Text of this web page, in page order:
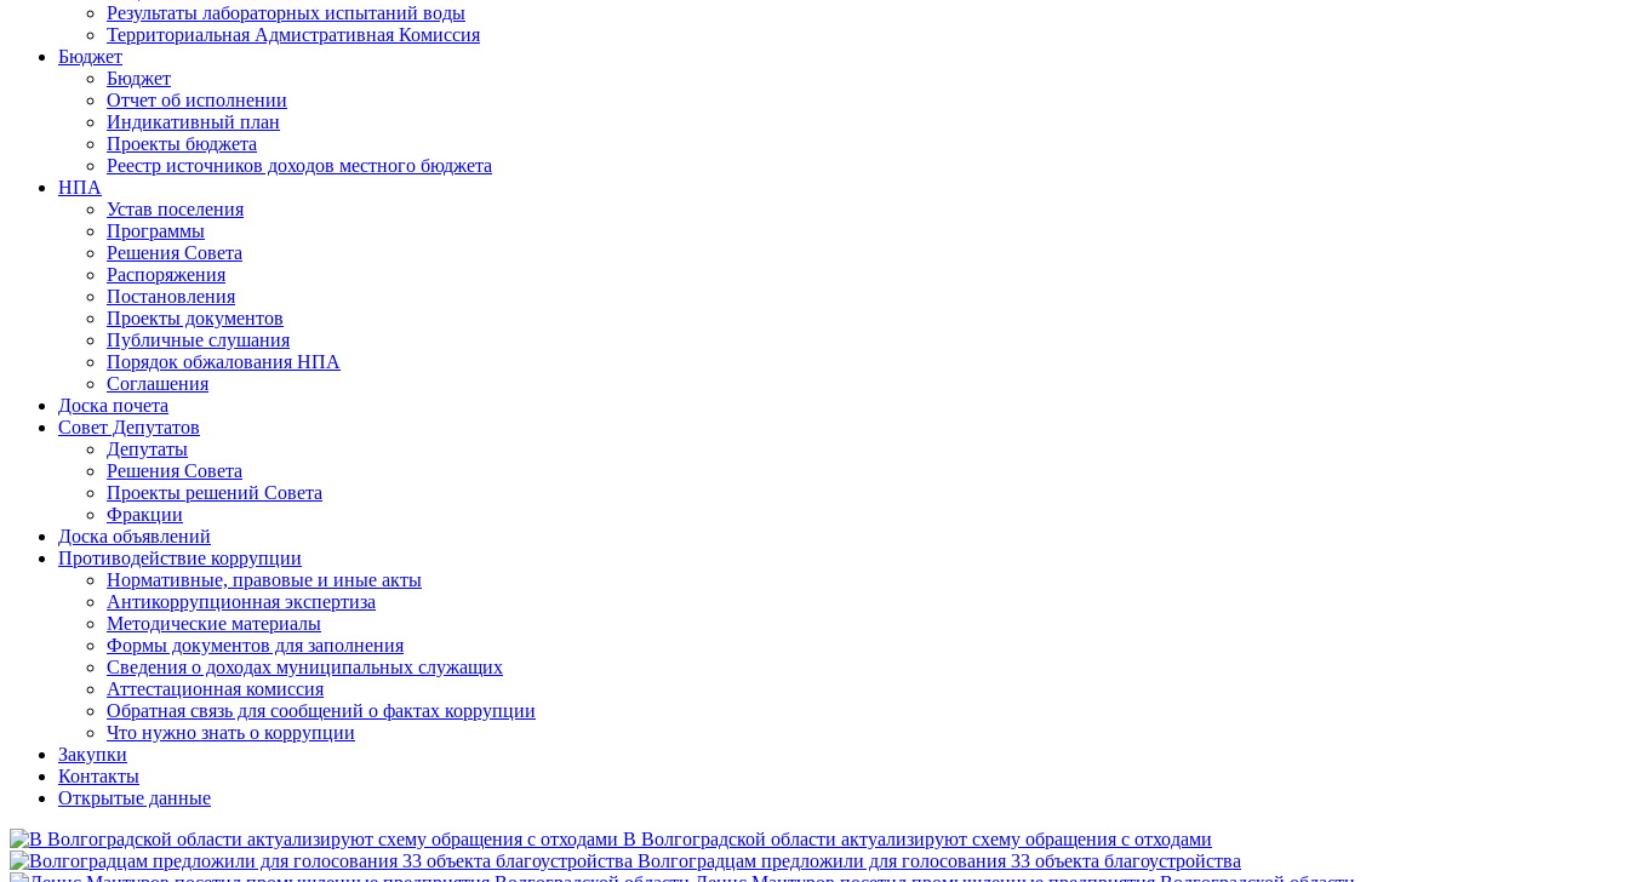
Результаты лабораторных испытаний воды
Территориальная Адмистративная Комиссия
Бюджет
Бюджет
Отчет об исполнении
Индикативный план
Проекты бюджета
Реестр источников доходов местного бюджета
НПА
Устав поселения
Программы
Решения Совета
Распоряжения
Постановления
Проекты документов
Публичные слушания
Порядок обжалования НПА
Соглашения
Доска почета
Совет Депутатов
Депутаты
Решения Совета
Проекты решений Совета
Фракции
Доска объявлений
Противодействие коррупции
Нормативные, правовые и иные акты
Антикоррупционная экспертиза
Методические материалы
Формы документов для заполнения
Сведения о доходах муниципальных служащих
Аттестационная комиссия
Обратная связь для сообщений о фактах коррупции
Что нужно знать о коррупции
Закупки
Контакты
Открытые данные
В Волгоградской области актуализируют схему обращения с отходами
Волгоградцам предложили для голосования 33 объекта благоустройства